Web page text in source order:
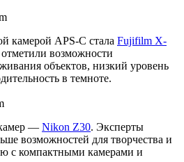
камерой APS-C стала Fujifilm X-
возможности
объектов, низкий уровень
в темноте.
— Nikon Z30. Эксперты
возможностей для творчества и
с компактными камерами и